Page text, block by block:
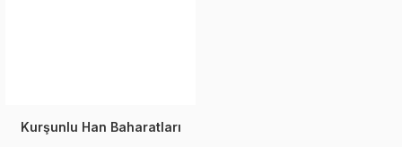
Kurşunlu Han Baharatları